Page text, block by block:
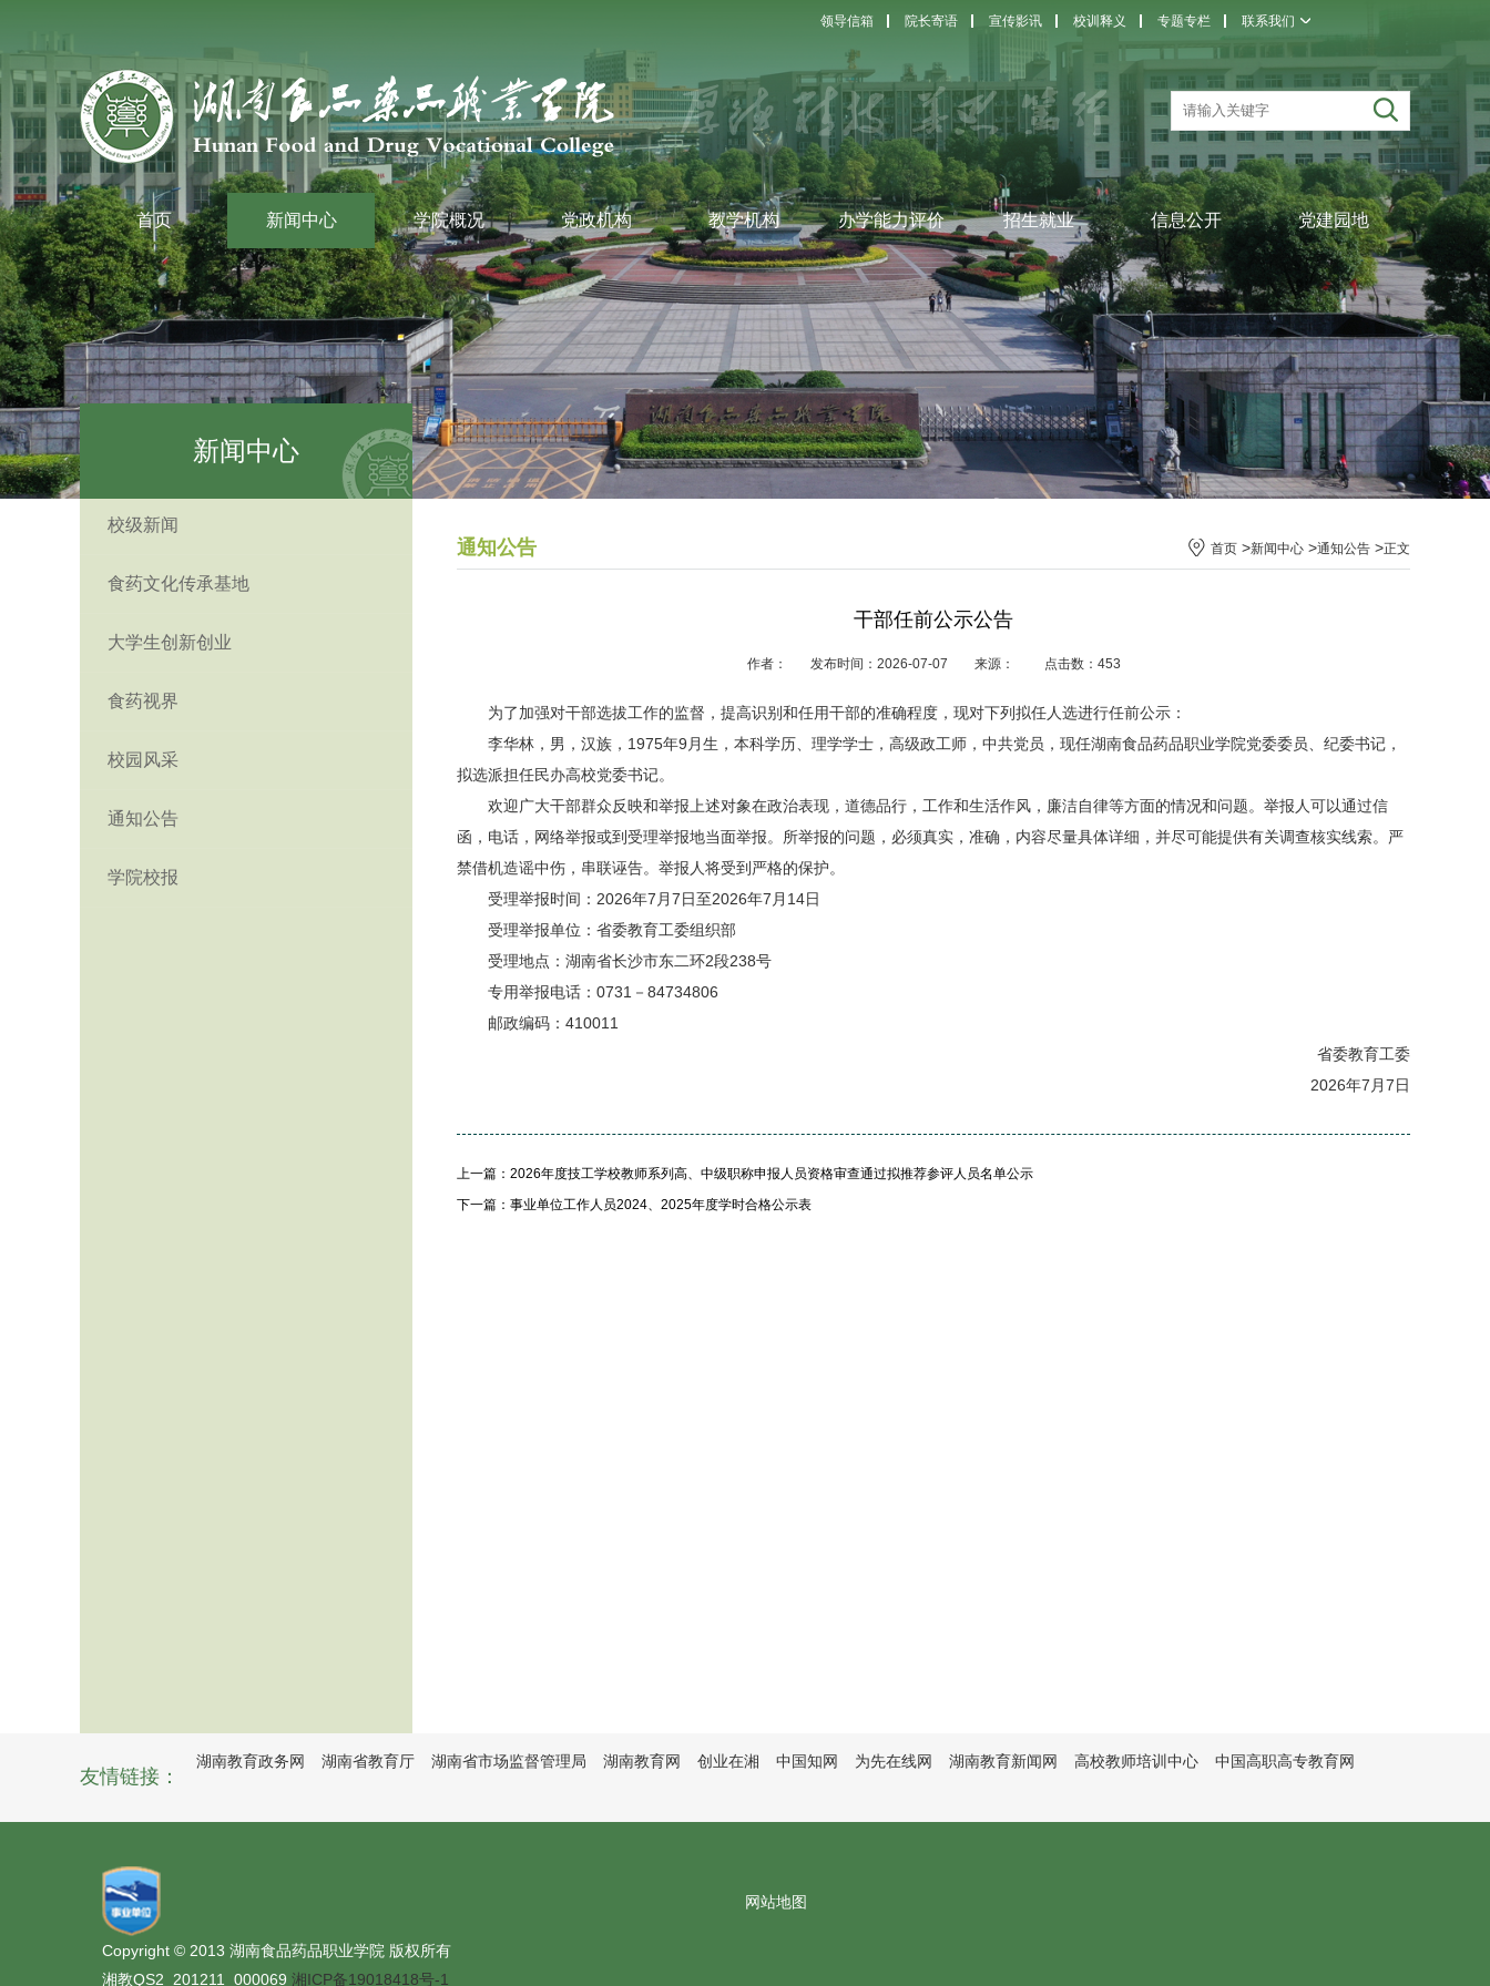
领导信箱 院长寄语 宣传影讯 校训释义 专题专栏 联系我们
首页 新闻中心 学院概况 党政机构 教学机构 办学能力评价 招生就业 信息公开 党建园地
新闻中心
校级新闻
食药文化传承基地
大学生创新创业
食药视界
校园风采
通知公告
学院校报
通知公告 首页 >新闻中心 >通知公告 >正文
干部任前公示公告
作者： 发布时间：2026-07-07 来源： 点击数： 453
为了加强对干部选拔工作的监督，提高识别和任用干部的准确程度，现对下列拟任人选进行任前公示：
李华林，男，汉族，1975年9月生，本科学历、理学学士，高级政工师，中共党员，现任湖南食品药品职业学院党委委员、纪委书记，
拟选派担任民办高校党委书记。
欢迎广大干部群众反映和举报上述对象在政治表现，道德品行，工作和生活作风，廉洁自律等方面的情况和问题。举报人可以通过信
函，电话，网络举报或到受理举报地当面举报。所举报的问题，必须真实，准确，内容尽量具体详细，并尽可能提供有关调查核实线索。严
禁借机造谣中伤，串联诬告。举报人将受到严格的保护。
受理举报时间：2026年7月7日至2026年7月14日
受理举报单位：省委教育工委组织部
受理地点：湖南省长沙市东二环2段238号
专用举报电话：0731－84734806
邮政编码：410011
省委教育工委
2026年7月7日
上一篇：2026年度技工学校教师系列高、中级职称申报人员资格审查通过拟推荐参评人员名单公示
下一篇：事业单位工作人员2024、2025年度学时合格公示表
友情链接：
湖南教育政务网 湖南省教育厅 湖南省市场监督管理局 湖南教育网 创业在湘 中国知网 为先在线网 湖南教育新闻网 高校教师培训中心 中国高职高专教育网
Copyright © 2013 湖南食品药品职业学院 版权所有
湘教QS2_201211_000069 湘ICP备19018418号-1
网站地图